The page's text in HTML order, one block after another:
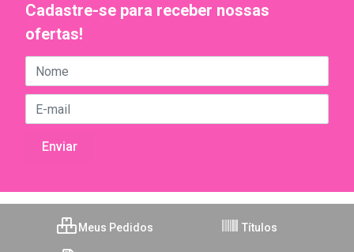
Cadastre-se para receber nossas
ofertas!
Meus Pedidos Títulos